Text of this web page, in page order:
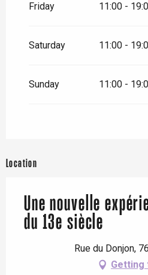
Friday 11:00 -
Saturday 11:00 -
Sunday 11:00 -
Location
Une nouvelle
du 13e siècle
Rue du Donjon,
Getting